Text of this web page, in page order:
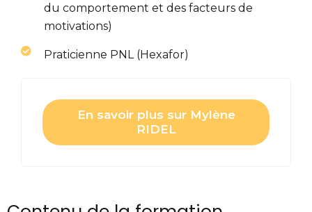
du comportement et des facteurs de
motivations)
Praticienne PNL (Hexafor)
En savoir plus sur Mylène
RIDEL